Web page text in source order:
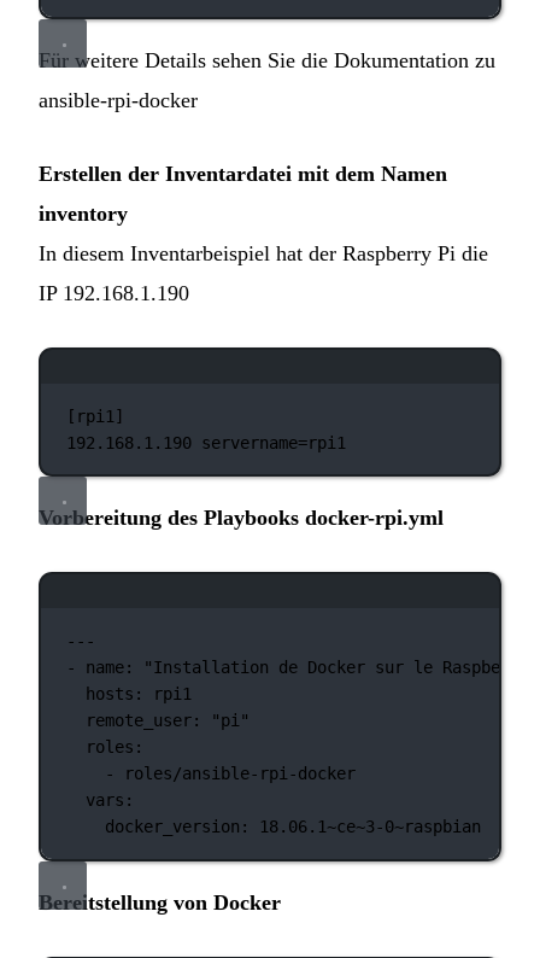
Für weitere Details sehen Sie die Dokumentation zu
ansible-rpi-docker
Erstellen der Inventardatei mit dem Namen
inventory
In diesem Inventarbeispiel hat der Raspberry Pi die
IP 192.168.1.190
[rpi1]
192.168.1.190 servername=rpi1
Vorbereitung des Playbooks docker-rpi.yml
---
-
name:
"Installation de Docker sur le Raspberry
hosts:
rpi1
remote_user:
"pi"
roles:
-
roles/ansible-rpi-docker
vars:
docker_version:
18.06.1~ce~3-0~raspbian
Bereitstellung von Docker